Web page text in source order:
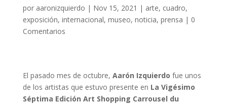
por aaronizquierdo | Nov 15, 2021 | arte, cuadro,
exposición, internacional, museo, noticia, prensa | 0
Comentarios
El pasado mes de octubre, Aarón Izquierdo fue unos
de los artistas que estuvo presente en La Vigésimo
Séptima Edición Art Shopping Carrousel du